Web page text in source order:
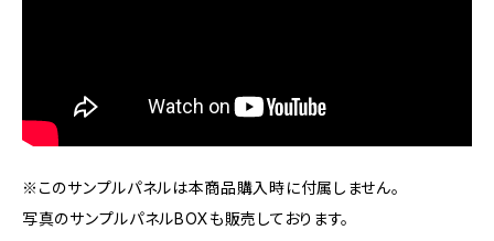
※このサンプルパネルは本商品購入時に付属しません。
写真のサンプルパネルBOXも販売しております。